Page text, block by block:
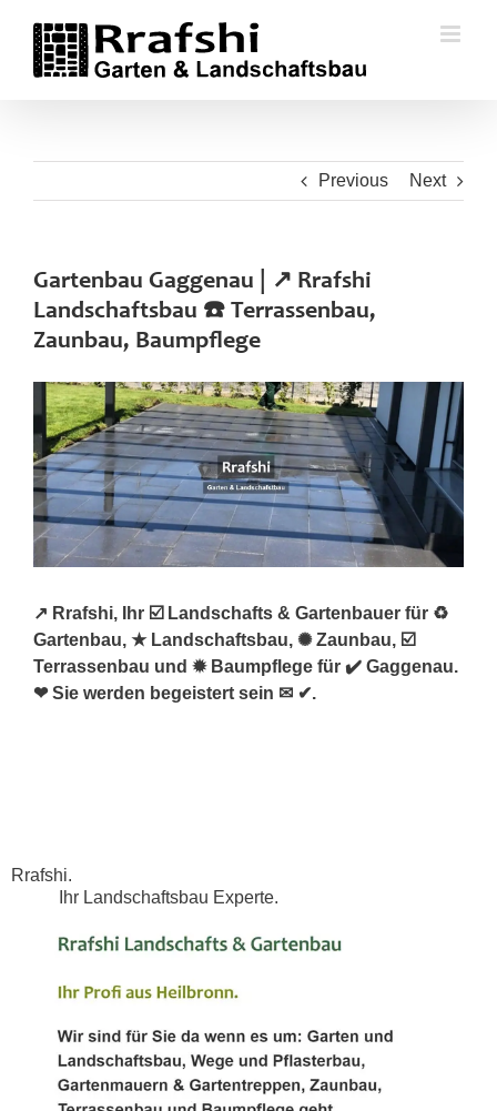
content
Previous Next
Gartenbau Gaggenau | ↗️ Rrafshi
Landschaftsbau ☎️ Terrassenbau,
Zaunbau, Baumpflege
↗️ Rrafshi, Ihr ☑️ Landschafts & Gartenbauer für ♻
Gartenbau, ★ Landschaftsbau, ✺ Zaunbau, ☑️
Terrassenbau und ✹ Baumpflege für ✔️ Gaggenau.
❤ Sie werden begeistert sein ✉ ✔.
Rrafshi.
Ihr Landschaftsbau Experte.